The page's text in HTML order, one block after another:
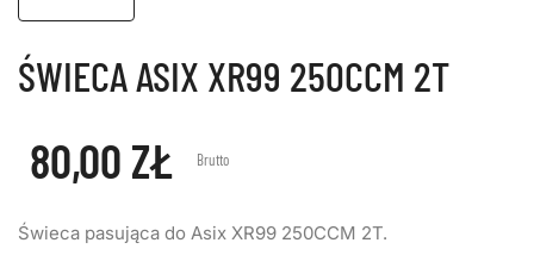
ŚWIECA ASIX XR99 250CCM 2T
80,00 ZŁ Brutto
Świeca pasująca do Asix XR99 250CCM 2T.